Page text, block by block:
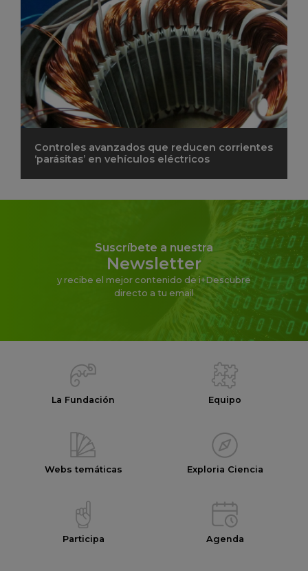
Controles avanzados que reducen corrientes
‘parásitas’ en vehículos eléctricos
Suscríbete a nuestra
Newsletter
y recibe el mejor contenido de i+Descubre
directo a tu email
La Fundación Equipo
Webs temáticas Exploria Ciencia
Participa Agenda